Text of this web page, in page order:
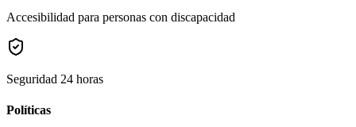
Accesibilidad para personas con discapacidad
Seguridad 24 horas
Políticas